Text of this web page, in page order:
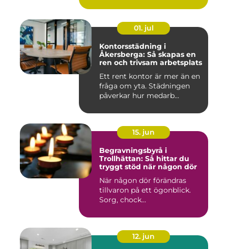
01. jul
Kontorsstädning i
Åkersberga: Så skapas en
ren och trivsam arbetsplats
Ett rent kontor är mer än en
fråga om yta. Städningen
påverkar hur medarb...
15. jun
Begravningsbyrå i
Trollhättan: Så hittar du
tryggt stöd när någon dör
När någon dör förändras
tillvaron på ett ögonblick.
Sorg, chock...
12. jun